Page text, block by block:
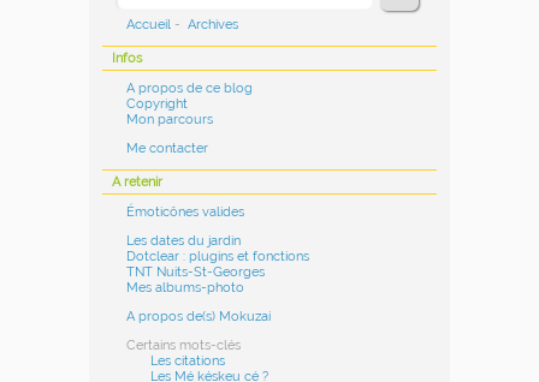
Accueil - Archives
Infos
A propos de ce blog
Copyright
Mon parcours
Me contacter
A retenir
Émoticônes valides
Les dates du jardin
Dotclear : plugins et fonctions
TNT Nuits-St-Georges
Mes albums-photo
A propos de(s) Mokuzai
Certains mots-clés
Les citations
Les Mé késkeu cé ?